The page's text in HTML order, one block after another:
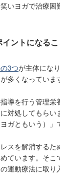
いヨガで治療困
ントになるこ
3つが主体にな
多くなっていま
導を行う管理栄
対処してもらい
ガともいう）」
スを解消するた
ています。そこ
運動療法に取り